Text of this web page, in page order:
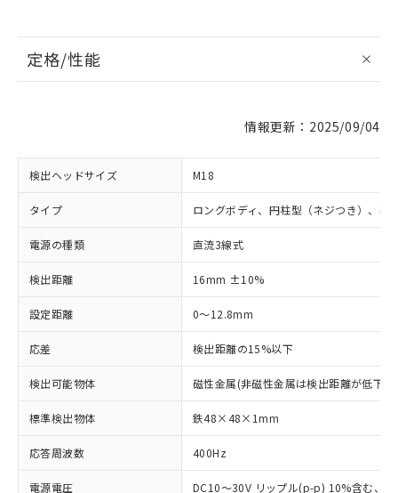
定格/性能
情報更新：2025/09/04
検出ヘッドサイズ M18
タイプ ロングボディ、円柱型（ネジつき）、非
電源の種類 直流3線式
検出距離 16mm ±10%
設定距離 0～12.8mm
応差 検出距離の15%以下
検出可能物体 磁性金属(非磁性金属は検出距離が低下し
標準検出物体 鉄48×48×1mm
応答周波数 400Hz
電源電圧 DC10～30V リップル(p-p) 10%含む、